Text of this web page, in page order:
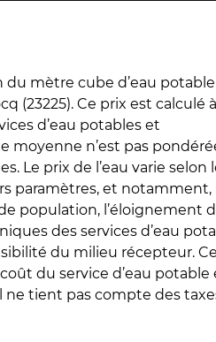
mètre cube d’eau
(23225). Ce prix est calculé
d’eau potables et
moyenne n’est pas
Le prix de l’eau varie selon
paramètres, et notamment,
population, l’éloignement
des services d’eau
du milieu récepteur.
du service d’eau potable
ne tient pas compte des